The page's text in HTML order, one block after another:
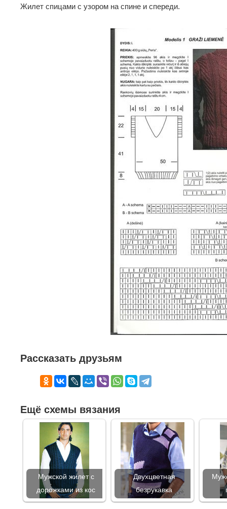
Жилет спицами с узором на спине и спереди.
Рассказать друзьям
Ещё схемы вязания
Мужской жилет с
дорожками из кос
Двухцветная
безрукавка